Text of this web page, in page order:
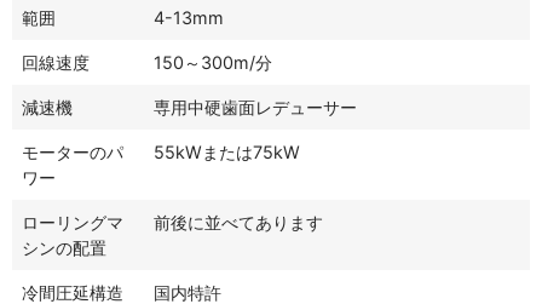
範囲 4-13mm
回線速度 150～300m/分
減速機 専用中硬歯面レデューサー
モーターのパ
ワー
55kWまたは75kW
ローリングマ
シンの配置
前後に並べてあります
冷間圧延構造 国内特許